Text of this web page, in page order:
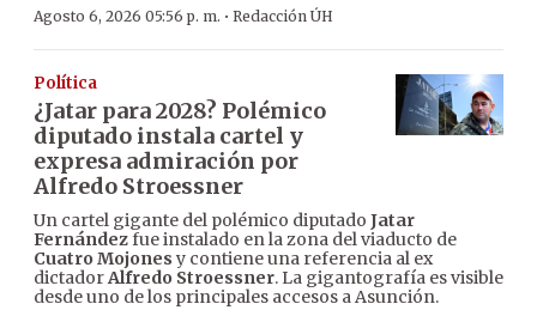
Agosto 6, 2026 05:56 p. m. · Redacción ÚH
Política
¿Jatar para 2028? Polémico
diputado instala cartel y
expresa admiración por
Alfredo Stroessner
Un cartel gigante del polémico diputado Jatar
Fernándezfue instalado en la zona del viaducto de
Cuatro Mojones y contiene una referencia al ex
dictadorAlfredo Stroessner. La gigantografía es visible
desde uno de los principales accesos a Asunción.